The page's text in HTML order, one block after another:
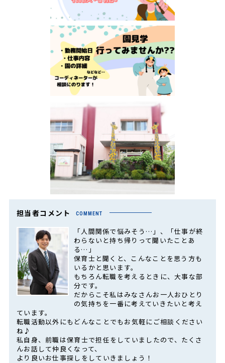
担当者コメント COMMENT
「人間関係で悩みそう…」、「仕事が終
わらないと持ち帰りって聞いたことあ
る…」
保育士と聞くと、こんなことを思う方も
いるかと思います。
もちろん転職を考えるときに、大事な部
分です。
だからこそ私はみなさんお一人おひとり
の気持ちを一番に考えていきたいと考え
ています。
転職活動以外にもどんなことでもお気軽にご相談ください
ね♪
私自身、前職は保育士で担任をしていましたので、たくさ
んお話して仲良くなって、
より良いお仕事探しをしていきましょう！